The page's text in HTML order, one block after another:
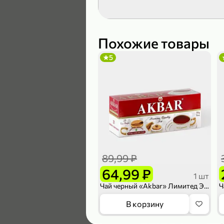
Похожие товары
64,99 ₽
89,99 ₽
1 шт
Чай черный «Akbar» Лимитед Эдишн, 25 пакетиков
5
В корзину
119,99 ₽
83,99 ₽
104,99 ₽
5